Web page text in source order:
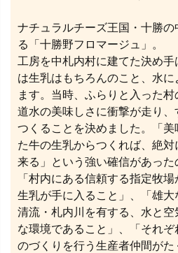
ナチュラルチーズ王国・十勝の
る「十勝野フロマージュ」。
工房を中札内村に建てた決め手
は生乳はもちろんのこと、水
ます。当時、ふらりと入った
道水の美味しさに衝撃が走り
つくることを決めました。「
た牛の生乳からつくれば、絶
来る」という強い確信があった
「村内にある信頼する指定牧
生乳が手に入ること」、「雄
清流・札内川を有する、水と
な環境であること」、「それ
のづくりを行う生産者仲間が